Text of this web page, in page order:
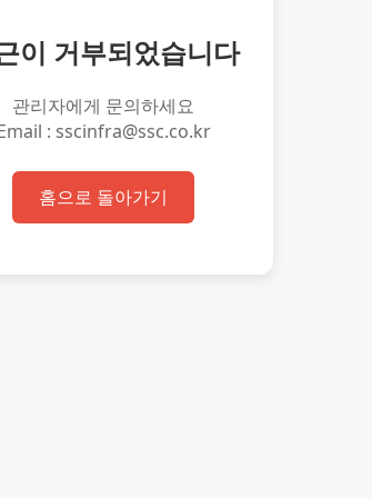
이 거부되었습니다
관리자에게 문의하세요
: sscinfra@ssc.co.kr
홈으로 돌아가기